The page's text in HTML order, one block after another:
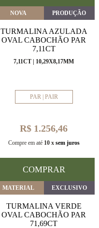
NOVA PRODUÇÃO
TURMALINA AZULADA
OVAL CABOCHÃO PAR
7,11CT
7,11CT | 10,29X8,17MM
PAR | PAIR
R$ 1.256,46
Compre em até 10 x sem juros
COMPRAR
MATERIAL EXCLUSIVO
TURMALINA VERDE
OVAL CABOCHÃO PAR
71,69CT